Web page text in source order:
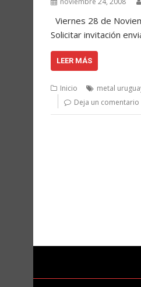
Viernes 28 de
Solicitar invitación
LEER MÁS
Inicio metal
Deja un comentario